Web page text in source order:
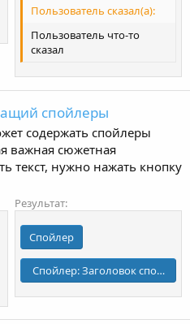
Пользователь сказал(а):
Пользователь что-то
сказал
спойлеры
содержать спойлеры
важная сюжетная
текст, нужно нажать кнопку
Результат:
Спойлер
Спойлер:Заголовок спойлера